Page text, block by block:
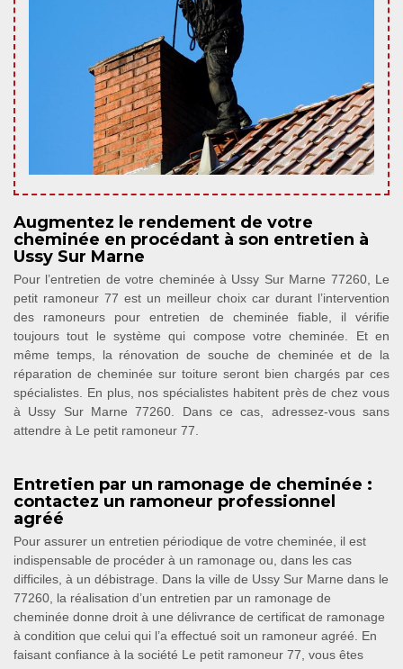
Augmentez le rendement de votre
cheminée en procédant à son entretien à
Ussy Sur Marne
Pour l’entretien de votre cheminée à Ussy Sur Marne 77260, Le
petit ramoneur 77 est un meilleur choix car durant l’intervention
des ramoneurs pour entretien de cheminée fiable, il vérifie
toujours tout le système qui compose votre cheminée. Et en
même temps, la rénovation de souche de cheminée et de la
réparation de cheminée sur toiture seront bien chargés par ces
spécialistes. En plus, nos spécialistes habitent près de chez vous
à Ussy Sur Marne 77260. Dans ce cas, adressez-vous sans
attendre à Le petit ramoneur 77.
Entretien par un ramonage de cheminée :
contactez un ramoneur professionnel
agréé
Pour assurer un entretien périodique de votre cheminée, il est
indispensable de procéder à un ramonage ou, dans les cas
difficiles, à un débistrage. Dans la ville de Ussy Sur Marne dans le
77260, la réalisation d’un entretien par un ramonage de
cheminée donne droit à une délivrance de certificat de ramonage
à condition que celui qui l’a effectué soit un ramoneur agréé. En
faisant confiance à la société Le petit ramoneur 77, vous êtes